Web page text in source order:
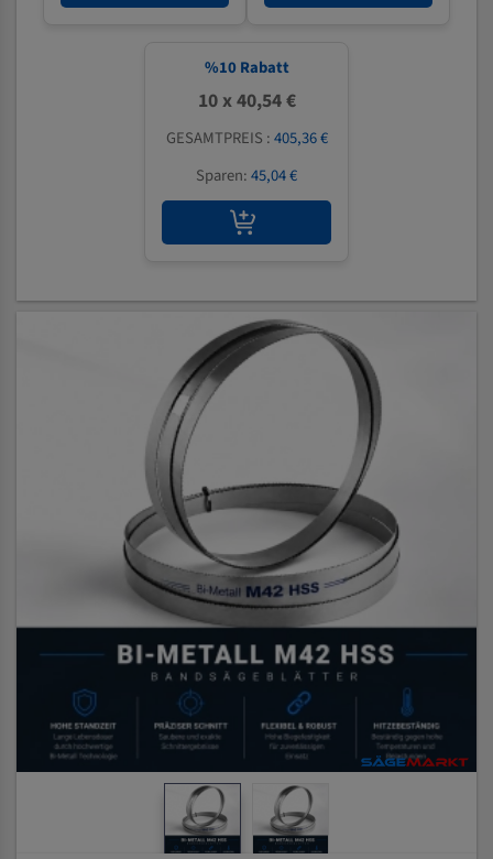
%10 Rabatt
10 x 40,54 €
GESAMTPREIS :405,36 €
Sparen:45,04 €